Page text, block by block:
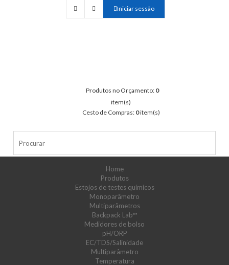
Iniciar sessão
Produtos no Orçamento: 0
item(s)
Cesto de Compras: 0item(s)
Home
Produtos
Estojos de testes químicos
Monoparâmetro
Multiparâmetros
Backpack Lab™
Medidores de bolso
pH/ORP
EC/TDS/Salinidade
Multiparâmetro
Temperatura